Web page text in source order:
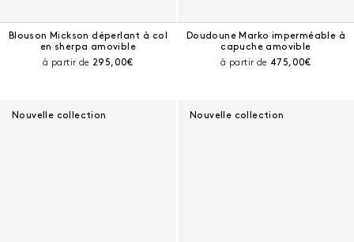
Blouson Mickson déperlant à col
en sherpa amovible
à partir de Prix courant :
295,00€
Doudoune Marko imperméable à
capuche amovible
à partir de Prix courant :
475,00€
Nouvelle collection Nouvelle collection